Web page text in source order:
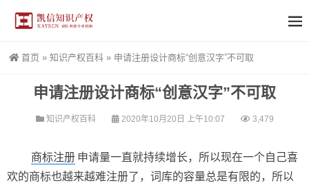
首页 » 知识产权百科 » 申请注册设计商标“创意汉字”不可取
申请注册设计商标“创意汉字”不可取
知识产权百科 2020年10月20日 上午10:07 3,479
商标注册 申请量一直就持续增长，所以现在一个自己喜
欢的商标也越来越难注册了，词库的容量总是有限的，所以